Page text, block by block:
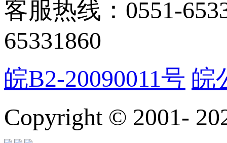
客服热线：0551-
65331860
皖B2-20090011号 皖
Copyright © 2001-